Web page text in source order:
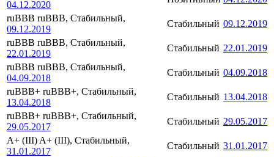
04.12.2020
ruBBB ruBBB, Стабильный,
09.12.2019
Стабильный 09.12.2019
ruBBB ruBBB, Стабильный,
22.01.2019
Стабильный 22.01.2019
ruBBB ruBBB, Стабильный,
04.09.2018
Стабильный 04.09.2018
ruBBB+ ruBBB+, Стабильный,
13.04.2018
Стабильный 13.04.2018
ruBBB+ ruBBB+, Стабильный,
29.05.2017
Стабильный 29.05.2017
A+ (III) A+ (III), Стабильный,
31.01.2017
Стабильный 31.01.2017